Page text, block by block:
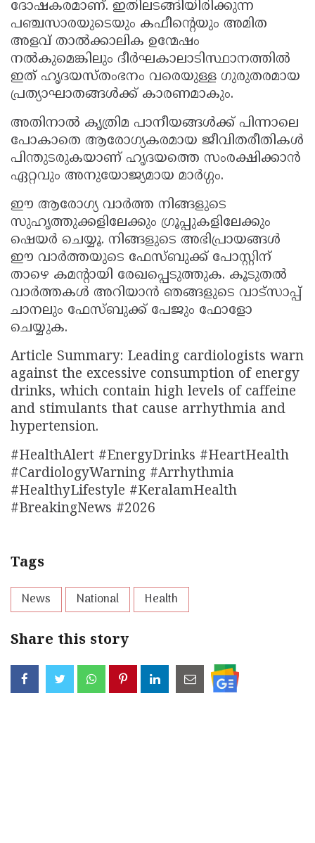
ദോഷകരമാണ്. ഇതിലടങ്ങിയിരിക്കുന്ന
പഞ്ചസാരയുടെയും കഫീന്റെയും അമിത
അളവ് താൽക്കാലിക ഉന്മേഷം
നൽകുമെങ്കിലും ദീർഘകാലാടിസ്ഥാനത്തിൽ
ഇത് ഹൃദയസ്തംഭനം വരെയുള്ള ഗുരുതരമായ
പ്രത്യാഘാതങ്ങൾക്ക് കാരണമാകും.
അതിനാൽ കൃത്രിമ പാനീയങ്ങൾക്ക് പിന്നാലെ
പോകാതെ ആരോഗ്യകരമായ ജീവിതരീതികൾ
പിന്തുടരുകയാണ് ഹൃദയത്തെ സംരക്ഷിക്കാൻ
ഏറ്റവും അനുയോജ്യമായ മാർഗ്ഗം.
ഈ ആരോഗ്യ വാർത്ത നിങ്ങളുടെ
സുഹൃത്തുക്കളിലേക്കും ഗ്രൂപ്പുകളിലേക്കും
ഷെയർ ചെയ്യൂ. നിങ്ങളുടെ അഭിപ്രായങ്ങൾ
ഈ വാർത്തയുടെ ഫേസ്ബുക്ക് പോസ്റ്റിന്
താഴെ കമൻ്റായി രേഖപ്പെടുത്തുക. കൂടുതൽ
വാർത്തകൾ അറിയാൻ ഞങ്ങളുടെ വാട്സാപ്പ്
ചാനലും ഫേസ്ബുക്ക് പേജും ഫോളോ
ചെയ്യുക.
Article Summary: Leading cardiologists warn
against the excessive consumption of energy
drinks, which contain high levels of caffeine
and stimulants that cause arrhythmia and
hypertension.
#HealthAlert #EnergyDrinks #HeartHealth
#CardiologyWarning #Arrhythmia
#HealthyLifestyle #KeralamHealth
#BreakingNews #2026
Tags
News National Health
Share this story